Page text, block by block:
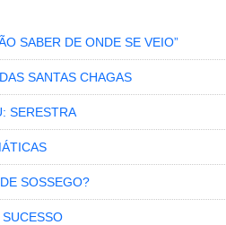
SABER DE ONDE SE VEIO”
SANTAS CHAGAS
SERESTRA
SOSSEGO?